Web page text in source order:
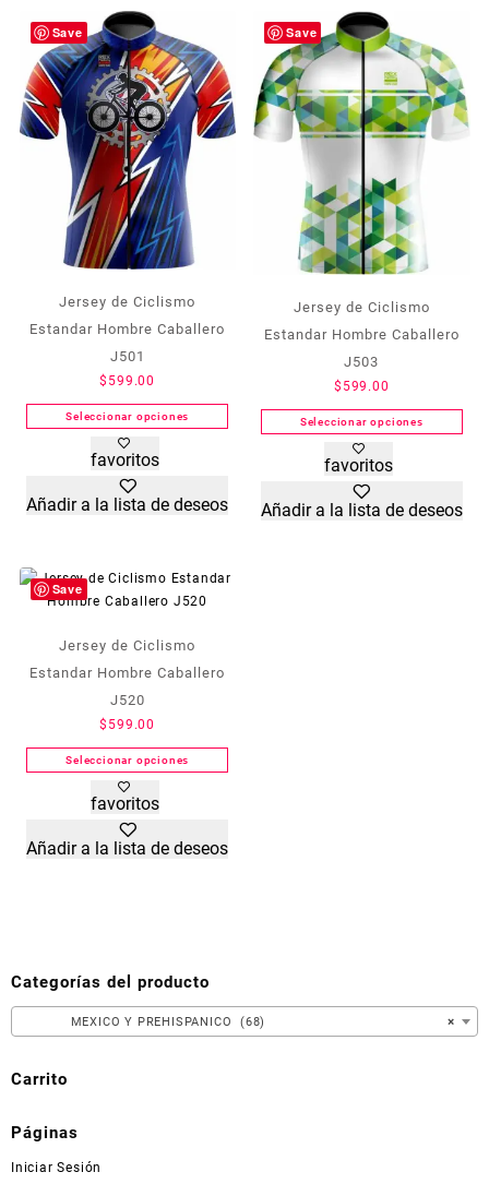
Save
Jersey de Ciclismo
Estandar Hombre Caballero
J501
$ 599.00
Seleccionar opciones
Este
producto
tiene
múltiples
opciones
se
elegir
en
la
página
producto
favoritos
Añadir a la lista de deseos
Save
Jersey de Ciclismo
Estandar Hombre Caballero
J503
$ 599.00
Seleccionar opciones
Este
producto
tiene
múltiples
favoritos
Añadir a la lista de deseos
Save
Jersey de Ciclismo
Estandar Hombre Caballero
J520
$ 599.00
Seleccionar opciones
Este
producto
tiene
múltiples
elegir
en
la
favoritos
Añadir a la lista de deseos
Categorías del producto
×
MEXICO Y PREHISPANICO (68)
Carrito
Páginas
Iniciar Sesión